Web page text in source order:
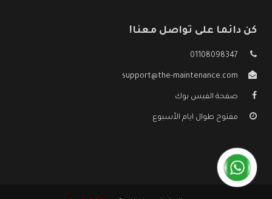
كن دائما على تواصل معنا!
01108098347
support@the-maintenance.com
صفحة الفيس بوك
مفتوح طوال ايام الأسبوع